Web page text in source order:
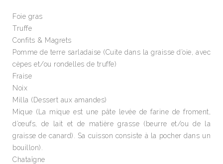
Foie gras
Truffe
Confits & Magrets
Pomme de terre sarladaise (Cuite dans la graisse d’oie, avec
cèpes et/ou rondelles de truffe)
Fraise
Noix
Milla (Dessert aux amandes)
Mique (La mique est une pâte levée de farine de froment,
d’œufs, de lait et de matière grasse (beurre et/ou de la
graisse de canard). Sa cuisson consiste à la pocher dans un
bouillon).
Chataîgne